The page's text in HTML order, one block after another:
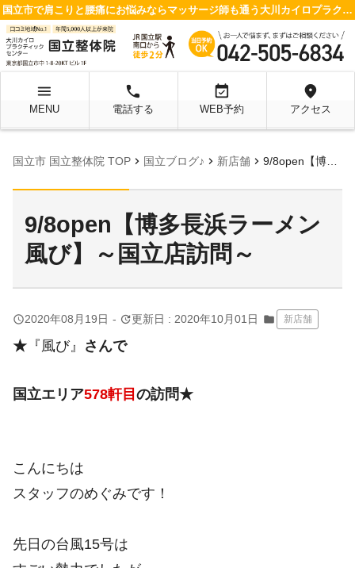
国立市で肩こりと腰痛にお悩みならマッサージ師も通う大川カイロプラクティックセンター 国立整体院へ
menu
MENU
local_phone
電話する
event_available
WEB予約
location_on
アクセス
国立市 国立整体院 TOP chevron_right 国立ブログ♪ chevron_right 新店舗 chevron_right 9/8open【博多長浜ラーメン 風び】～国立店訪問～
9/8open【博多長浜ラーメン
風び】～国立店訪問～
query_builder2020年08月19日 - update更新日 : 2020年10月01日 folder 新店舗
★ 『風び』 さんで
国立エリア578軒目 の訪問★
こんにちは
スタッフのめぐみです！
先日の台風15号は